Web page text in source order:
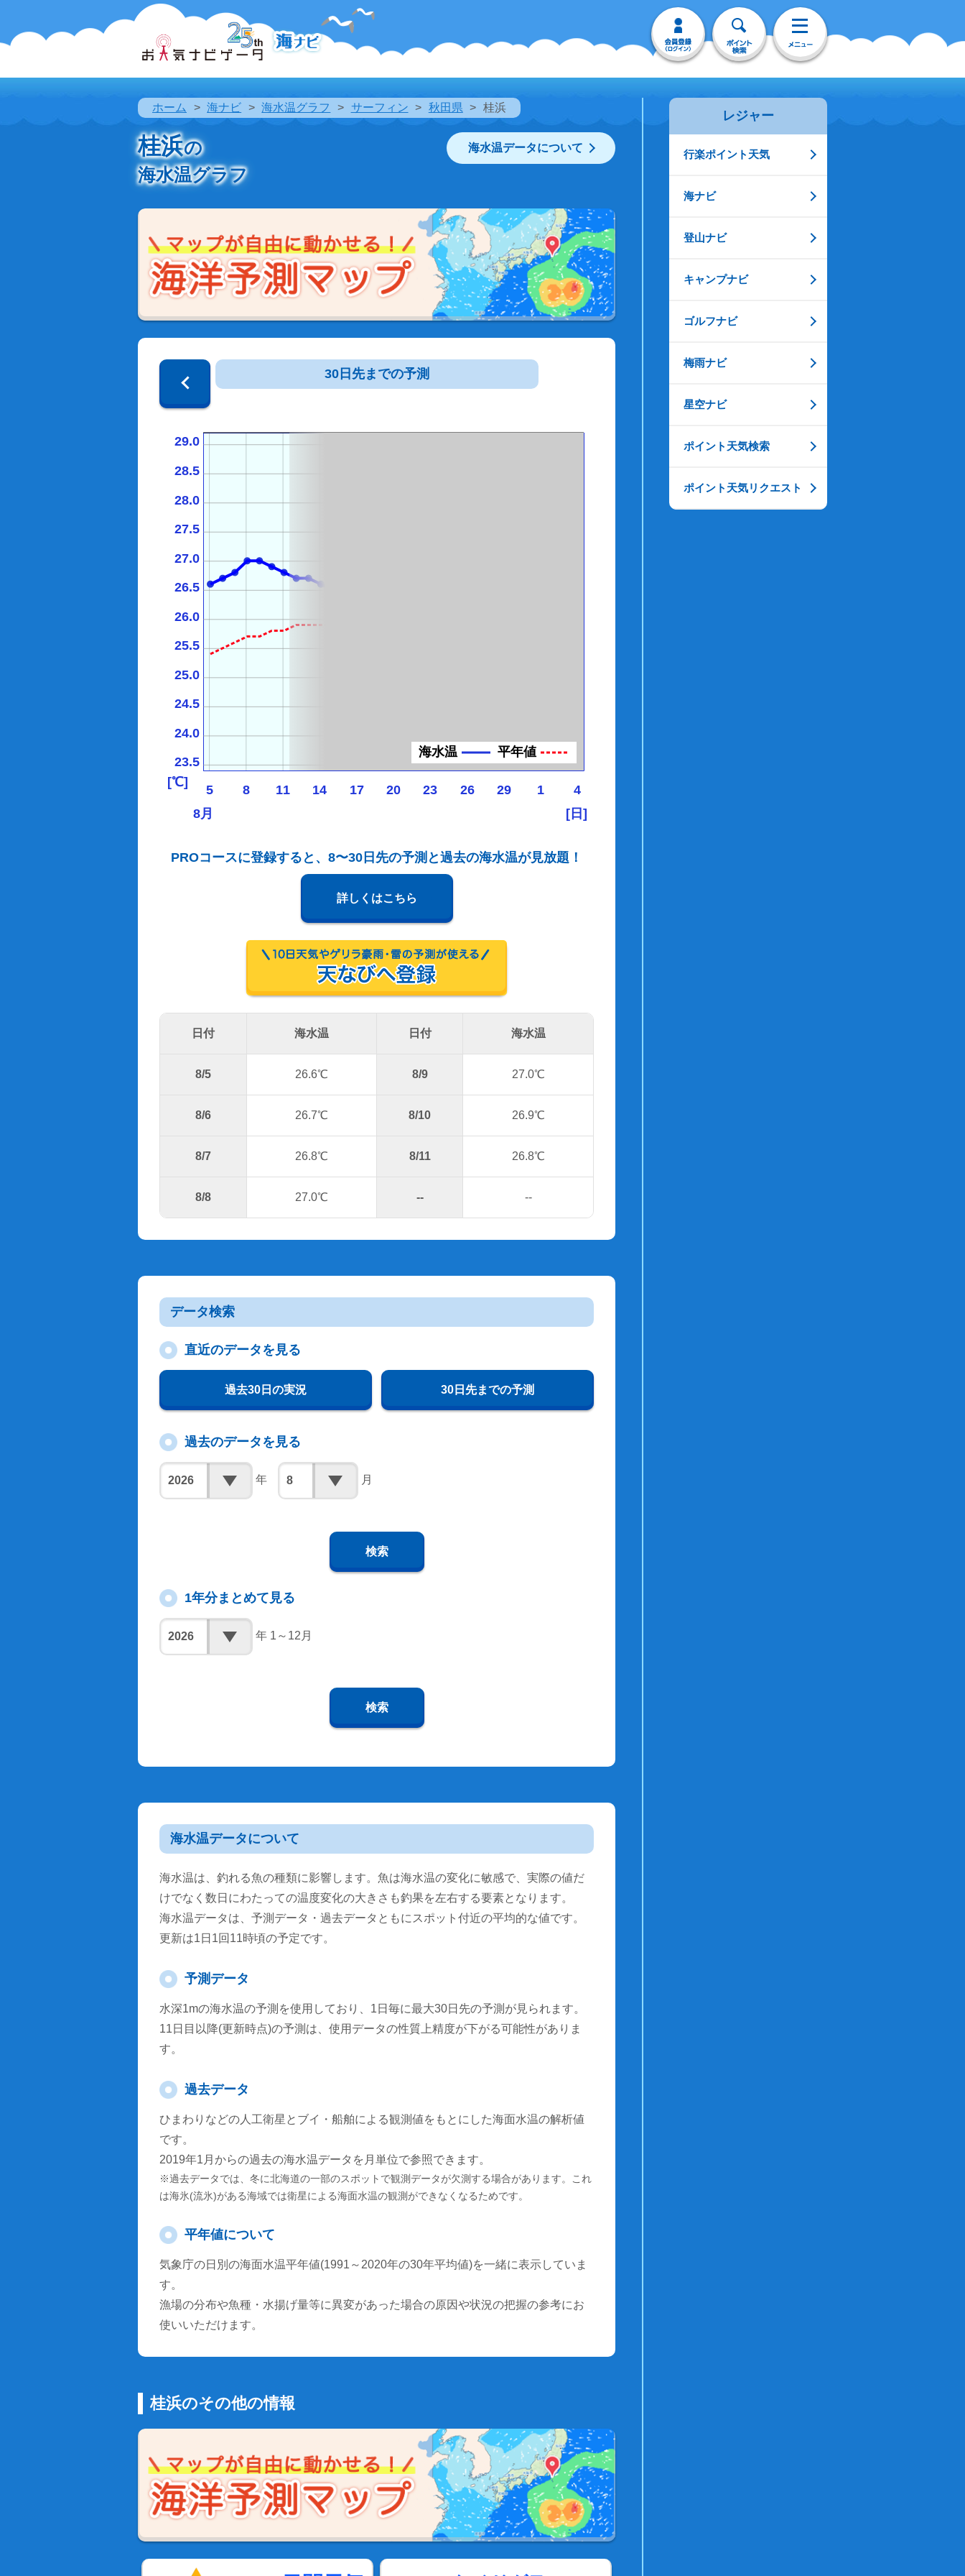
ホーム 海ナビ 海水温グラフ サーフィン 秋田県 桂浜
桂浜の
海水温グラフ
海水温データについて
30日先までの予測
5 8 11 14 17 20 23 26 29 1 4
[日]
23.5
24.0
24.5
25.0
25.5
26.0
26.5
27.0
27.5
28.0
28.5
29.0
[℃]
8月
海水温 平年値
PROコースに登録すると、8〜30日先の予測と過去の海水温が見放題！
詳しくはこちら
日付 海水温 日付 海水温
8/5 26.6℃ 8/9 27.0℃
8/6 26.7℃ 8/10 26.9℃
8/7 26.8℃ 8/11 26.8℃
8/8 27.0℃ -- --
データ検索
直近のデータを見る
過去30日の実況 30日先までの予測
過去のデータを見る
年 月
検索
1年分まとめて見る
年 1～12月
検索
海水温データについて
海水温は、釣れる魚の種類に影響します。魚は海水温の変化に敏感で、実際の値だ
けでなく数日にわたっての温度変化の大きさも釣果を左右する要素となります。
海水温データは、予測データ・過去データともにスポット付近の平均的な値です。
更新は1日1回11時頃の予定です。
予測データ
水深1mの海水温の予測を使用しており、1日毎に最大30日先の予測が見られます。
11日目以降(更新時点)の予測は、使用データの性質上精度が下がる可能性がありま
す。
過去データ
ひまわりなどの人工衛星とブイ・船舶による観測値をもとにした海面水温の解析値
です。
2019年1月からの過去の海水温データを月単位で参照できます。
※過去データでは、冬に北海道の一部のスポットで観測データが欠測する場合があります。これ
は海氷(流氷)がある海域では衛星による海面水温の観測ができなくなるためです。
平年値について
気象庁の日別の海面水温平年値(1991～2020年の30年平均値)を一緒に表示していま
す。
漁場の分布や魚種・水揚げ量等に異変があった場合の原因や状況の把握の参考にお
使いいただけます。
桂浜のその他の情報
レジャー
行楽ポイント天気
海ナビ
登山ナビ
キャンプナビ
ゴルフナビ
梅雨ナビ
星空ナビ
ポイント天気検索
ポイント天気リクエスト